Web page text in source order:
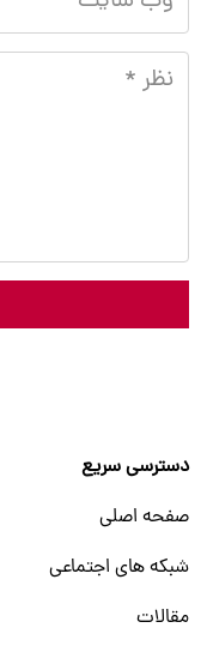
دسترسی سریع
صفحه اصلی
شبکه های اجتماعی
مقالات